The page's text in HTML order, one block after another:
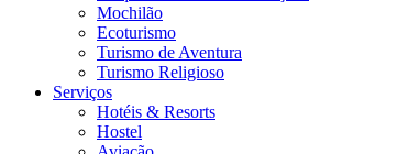
Mochilão
Ecoturismo
Turismo de Aventura
Turismo Religioso
Serviços
Hotéis & Resorts
Hostel